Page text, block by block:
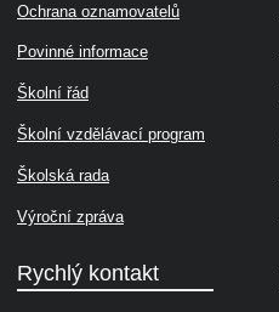
Ochrana oznamovatelů
Povinné informace
Školní řád
Školní vzdělávací program
Školská rada
Výroční zpráva
Rychlý kontakt